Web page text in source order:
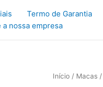
Termo de Garantia
a nossa empresa
Início / Macas
Maca